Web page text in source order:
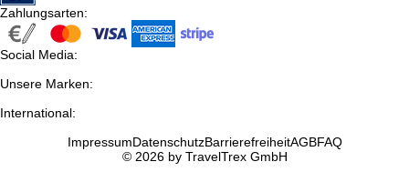
Zahlungsarten:
Social Media:
Unsere Marken:
International:
ImpressumDatenschutzBarrierefreiheitAGBFAQ
© 2026 by TravelTrex GmbH